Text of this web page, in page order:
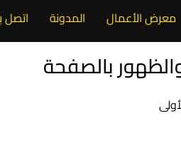
معرض الأعمال المدونة اتصل
والظهور بالصفحة